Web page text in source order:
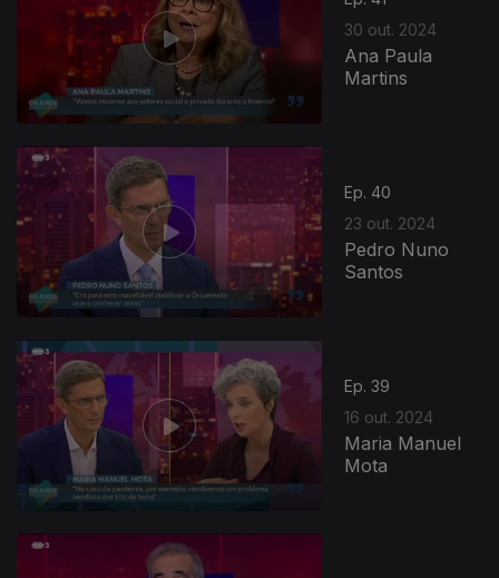
30 out. 2024
Ana Paula
Martins
Ep. 40
23 out. 2024
Pedro Nuno
Santos
Ep. 39
16 out. 2024
Maria Manuel
Mota
798557